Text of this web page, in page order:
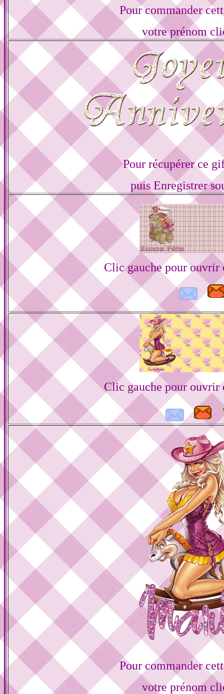
Pour commander
votre prénom
Pour récupérer ce
puis Enregistrer
Clic gauche pour ouvrir
Clic gauche pour ouvrir
Pour commander
votre prénom